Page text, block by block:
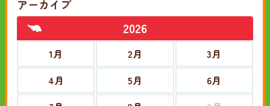
アーカイブ
2026
1月 2月
3月
4月
5月
6月